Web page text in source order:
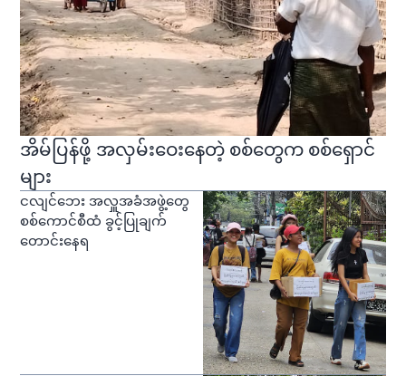
အိမ်ပြန်ဖို့ အလှမ်းဝေးနေတဲ့ စစ်တွေက စစ်ရှောင်
များ
ငလျင်ဘေး အလှူအခံအဖွဲ့တွေ
စစ်ကောင်စီထံ ခွင့်ပြုချက်
တောင်းနေရ